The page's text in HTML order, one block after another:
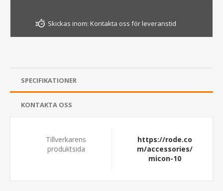
Skickas inom: Kontakta oss för leveranstid
SPECIFIKATIONER
KONTAKTA OSS
Tillverkarens
produktsida
https://rode.co
m/accessories/
micon-10